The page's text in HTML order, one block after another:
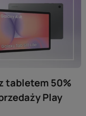
tabletem 50%
Play